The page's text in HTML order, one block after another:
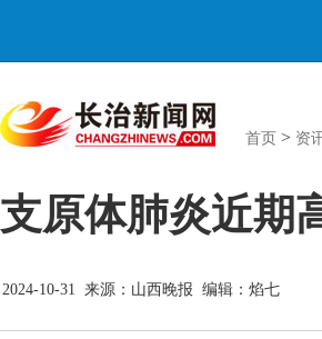
首页 > 资
支原体肺炎近期
2024-10-31 来源：山西晚报 编辑：焰七